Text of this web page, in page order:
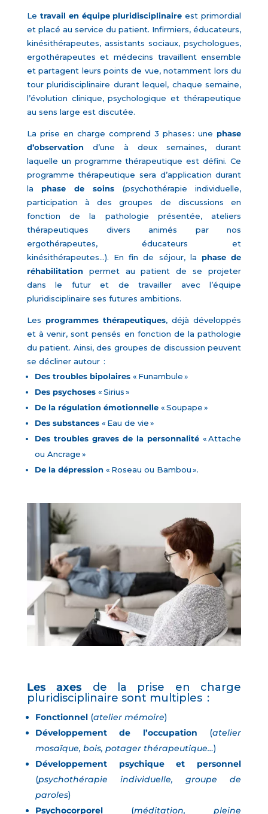
Le travail en équipe pluridisciplinaire est primordial
et placé au service du patient. Infirmiers, éducateurs,
kinésithérapeutes, assistants sociaux, psychologues,
ergothérapeutes et médecins travaillent ensemble
et partagent leurs points de vue, notamment lors du
tour pluridisciplinaire durant lequel, chaque semaine,
l’évolution clinique, psychologique et thérapeutique
au sens large est discutée.
La prise en charge comprend 3 phases : une phase
d’observationd’une à deux semaines, durant
laquelle un programme thérapeutique est défini. Ce
programme thérapeutique sera d’application durant
la phase de soins(psychothérapie individuelle,
participation à des groupes de discussions en
fonction de la pathologie présentée, ateliers
thérapeutiques divers animés par nos
ergothérapeutes, éducateurs et
kinésithérapeutes…). En fin de séjour, la phase de
réhabilitationpermet au patient de se projeter
dans le futur et de travailler avec l’équipe
pluridisciplinaire ses futures ambitions.
Les programmes thérapeutiques, déjà développés
et à venir, sont pensés en fonction de la pathologie
du patient. Ainsi, des groupes de discussion peuvent
se décliner autour :
Des troubles bipolaires« Funambule »
Des psychoses« Sirius »
De la régulation émotionnelle« Soupape »
Des substances« Eau de vie »
Des troubles graves de la personnalité « Attache
ou Ancrage »
De la dépression« Roseau ou Bambou ».
Les axes de la prise en charge
pluridisciplinaire sont multiples :
Fonctionnel(atelier mémoire)
Développement de l’occupation (atelier
mosaïque, bois, potager thérapeutique…)
Développement psychique et personnel
(psychothérapie individuelle, groupe de
paroles)
Psychocorporel(méditation, pleine